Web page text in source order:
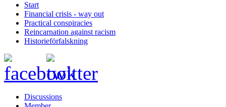
Start
Financial crisis - way out
Practical conspiracies
Reincarnation against racism
Historieförfalskning
Discussions